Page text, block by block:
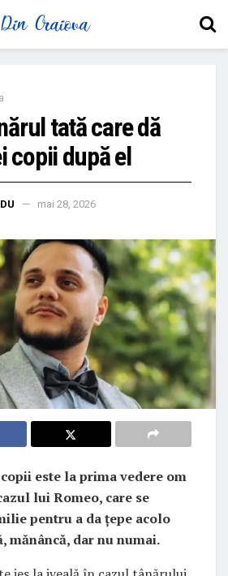
tată care dă
copii după el
mai 28, 2026
este la prima vedere om
lui Romeo, care se
pentru a da țepe acolo
mănâncă, dar nu numai.